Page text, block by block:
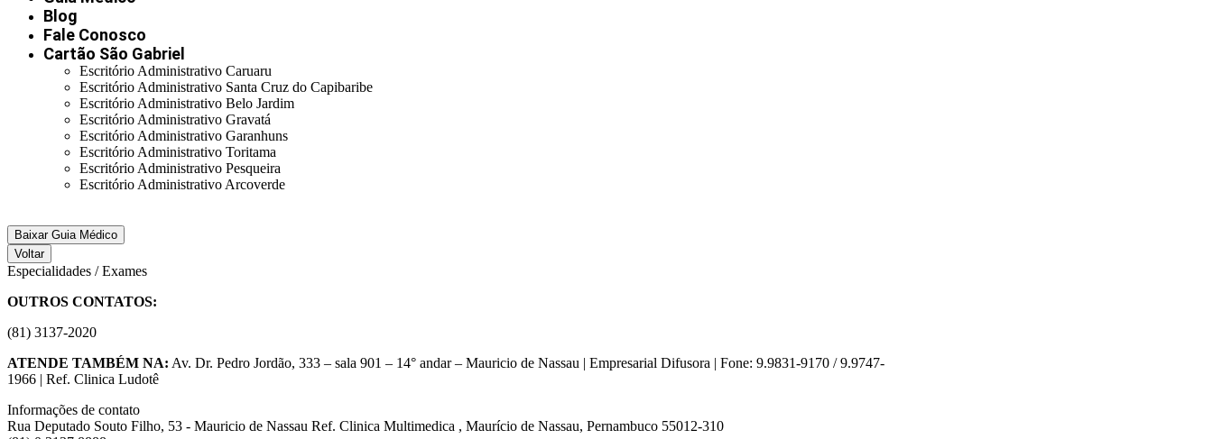
Blog
Fale Conosco
Cartão São Gabriel
Escritório Administrativo Caruaru
Escritório Administrativo Santa Cruz do Capibaribe
Escritório Administrativo Belo Jardim
Escritório Administrativo Gravatá
Escritório Administrativo Garanhuns
Escritório Administrativo Toritama
Escritório Administrativo Pesqueira
Escritório Administrativo Arcoverde
Baixar Guia Médico
Voltar
Especialidades / Exames
OUTROS CONTATOS:
(81) 3137-2020
ATENDE TAMBÉM NA: Av. Dr. Pedro Jordão, 333 – sala 901 – 14° andar – Mauricio de Nassau | Empresarial Difusora | Fone: 9.9831-9170 / 9.9747-
1966 | Ref. Clinica Ludotê
Informações de contato
Rua Deputado Souto Filho, 53 - Mauricio de Nassau Ref. Clinica Multimedica , Maurício de Nassau, Pernambuco 55012-310